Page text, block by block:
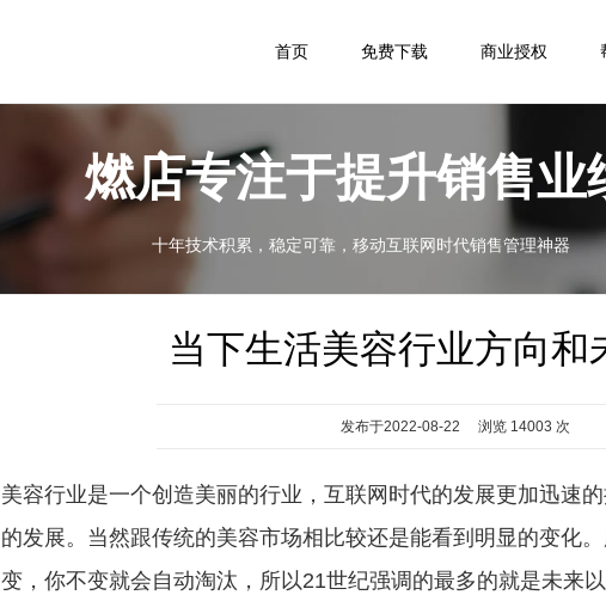
首页 免费下载 商业授权
燃店专注于提升销售业
十年技术积累，稳定可靠，移动互联网时代销售管理神器
当下生活美容行业方向和
发布于2022-08-22 浏览 14003 次
美容行业是一个创造美丽的行业，互联网时代的发展更加迅速
的发展。当然跟传统的美容市场相比较还是能看到明显的变化
变，你不变就会自动淘汰，所以21世纪强调的最多的就是未来